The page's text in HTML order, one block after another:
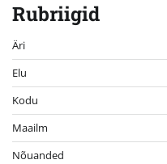
Rubriigid
Äri
Elu
Kodu
Maailm
Nõuanded